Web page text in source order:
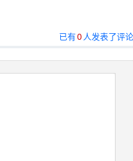
已有0人发表了评论